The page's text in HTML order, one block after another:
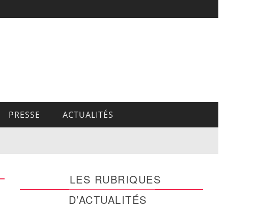
PRESSE ACTUALITÉS
LES RUBRIQUES
D’ACTUALITÉS